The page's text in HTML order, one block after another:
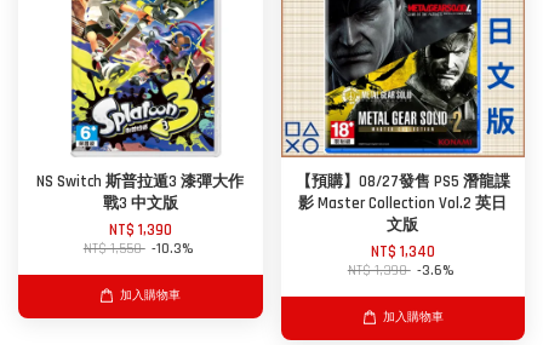
NS Switch 斯普拉遁3 漆彈大作
戰3 中文版
NT$ 1,390
NT$ 1,550 -10.3%
加入購物車
【預購】08/27發售 PS5 潛龍諜
影 Master Collection Vol.2 英日
文版
NT$ 1,340
NT$ 1,390 -3.6%
加入購物車